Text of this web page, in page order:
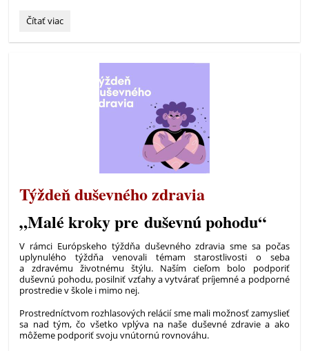
Poznávame
minulosť
Čítať viac
Týždeň duševného zdravia
„Malé kroky pre duševnú pohodu“
V rámci Európskeho týždňa duševného zdravia sme sa počas
uplynulého týždňa venovali témam starostlivosti o seba
a zdravému životnému štýlu. Naším cieľom bolo podporiť
duševnú pohodu, posilniť vzťahy a vytvárať príjemné a podporné
prostredie v škole i mimo nej.
Prostredníctvom rozhlasových relácií sme mali možnosť zamyslieť
sa nad tým, čo všetko vplýva na naše duševné zdravie a ako
môžeme podporiť svoju vnútornú rovnováhu.